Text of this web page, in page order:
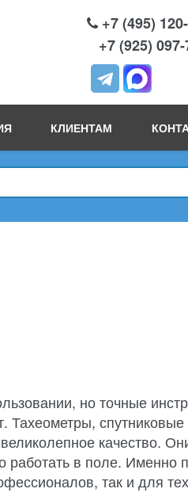
+7 (495)
+7 (925)
КЛИЕНТАМ
но точные
Тахеометры,
качество.
работать в поле. Именно
так и для